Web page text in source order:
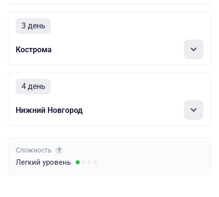
3 день
Кострома
4 день
Нижний Новгород
Сложность
Легкий уровень